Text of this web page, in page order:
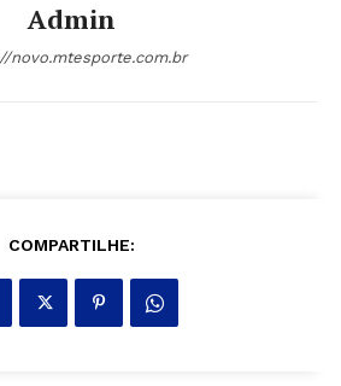
Admin
novo.mtesporte.com.br
COMPARTILHE: